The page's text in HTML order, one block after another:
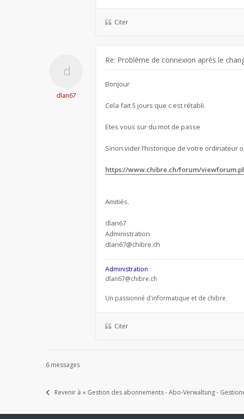
Citer
dlan67
Re: Problème de connexion après le
Bonjour
Cela fait 5 jours que c est rétabli.
Etes vous sur du mot de passe
Sinon vider l’historique de votre ordinateur
https://www.chibre.ch/forum/
Amitiés.
dlan67
Administration
dlan67@chibre.ch
Administration
dlan67@chibre.ch
Un passionné d'informatique et de chibre.
Citer
6 messages
Revenir à « Gestion des abonnements - Abo-Verwaltung -